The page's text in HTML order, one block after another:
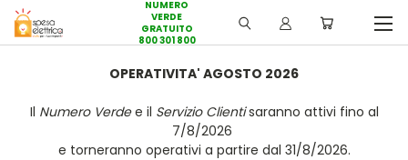
NUMERO
VERDE
GRATUITO
800 301 800
OPERATIVITA' AGOSTO 2026
Il Numero Verdee il Servizio Clientisaranno attivi fino al
7/8/2026
e torneranno operativi a partire dal 31/8/2026.